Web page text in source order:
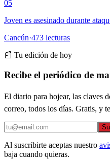
05
Joven es asesinado durante
Cancún·473 lecturas
📰 Tu edición de hoy
Recibe el periódico de
El diario para hojear, las claves
correo, todos los días. Gratis, y
Al suscribirte aceptas nuestro
baja cuando quieras.